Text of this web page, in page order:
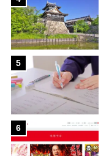
5
6